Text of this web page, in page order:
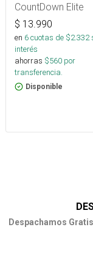
CountDown Elite
$ 13.990
en 6cuotas de $2.332
interés
ahorras $560 por
transferencia.
Disponible
Despachamos